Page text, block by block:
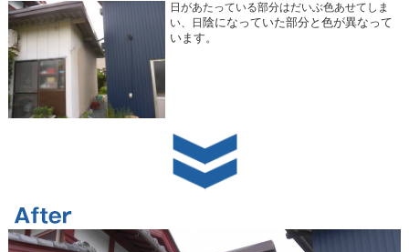
日があたっている部分はだいぶ色あせてしま
い、日 陰になっていた部分と色が異なって
います。